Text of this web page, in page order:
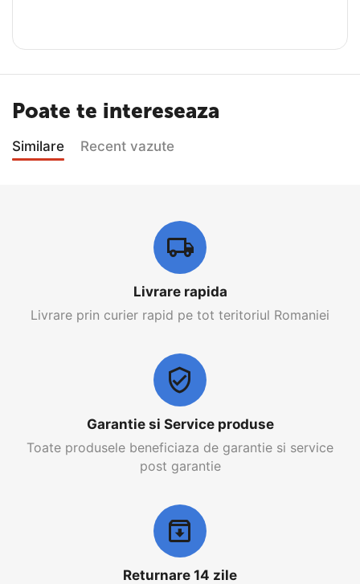
Poate te intereseaza
Similare Recent vazute
Livrare rapida
Livrare prin curier rapid pe tot teritoriul Romaniei
Garantie si Service produse
Toate produsele beneficiaza de garantie si service
post garantie
Returnare 14 zile